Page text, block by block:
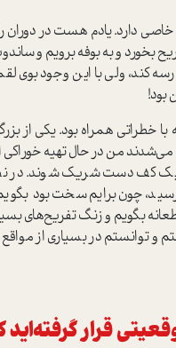
دارد. یادم هست در
بخورد و به بوفه برویم و
کند، ولی با این وجود بوی
بود!
با خطراتی همراه بود.
می‌شدند من در حال تهیه
یک کف دست شریک شوند. در
چون برایم سخت بود بگویم
بگویم و زنگ تفریح‌های
و توانستم در بسیاری از
قرار